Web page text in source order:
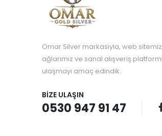
Omar Silver markasıyla, web
ağlarımız ve sanal alışveriş
ulaşmayı amaç edindik.
BIZE ULAŞIN
0530 947 91 47